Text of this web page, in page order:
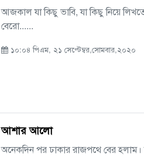
আজকাল যা কিছু ভাবি, যা কিছু নিয়ে
বেরো......
১০:০৪ পিএম, ২১ সেপ্টেম্বর,সোমবার,২০২০
আশার আলো
অনেকদিন পর ঢাকার রাজপথে বের হলাম।